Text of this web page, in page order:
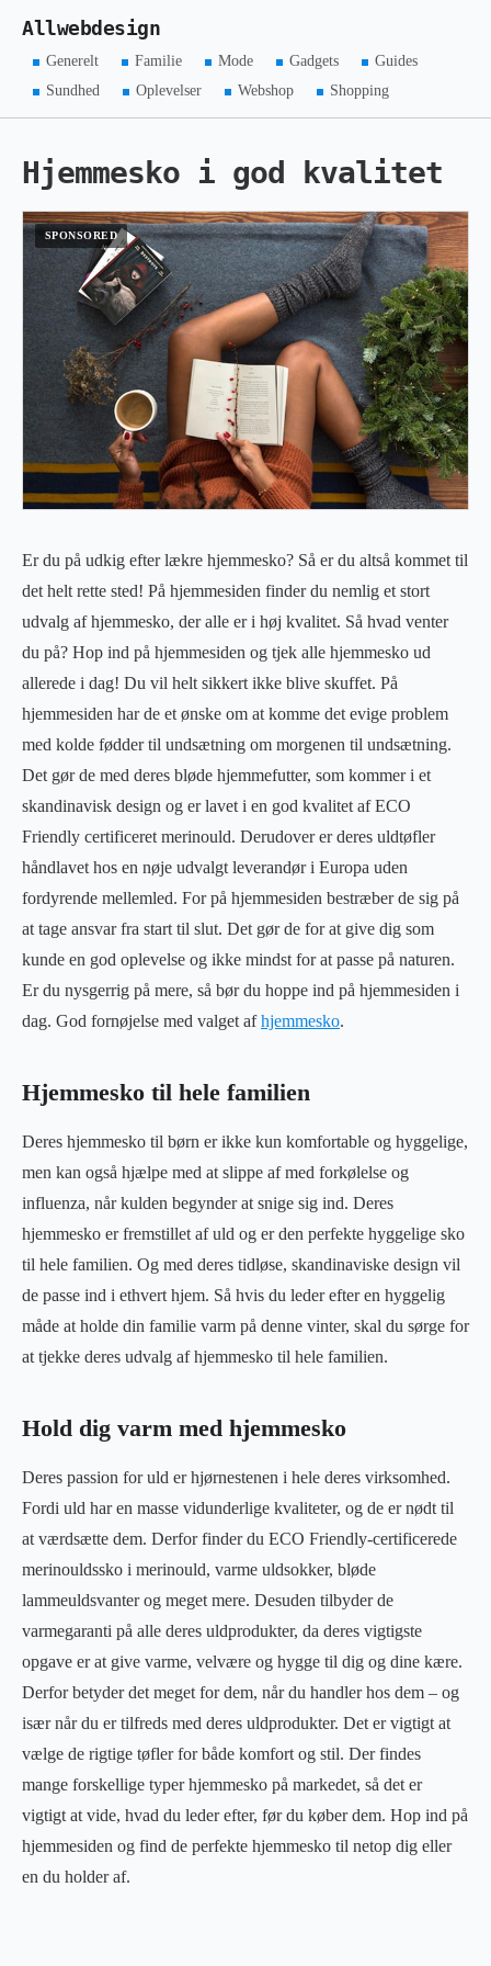
Allwebdesign
Generelt Familie Mode Gadgets
Guides
Sundhed
Oplevelser Webshop Shopping
Hjemmesko i god kvalitet
Er du på udkig efter lækre hjemmesko? Så er du altså kommet til
det helt rette sted! På hjemmesiden finder du nemlig et stort
udvalg af hjemmesko, der alle er i høj kvalitet. Så hvad venter
du på? Hop ind på hjemmesiden og tjek alle hjemmesko ud
allerede i dag! Du vil helt sikkert ikke blive skuffet. På
hjemmesiden har de et ønske om at komme det evige problem
med kolde fødder til undsætning om morgenen til undsætning.
Det gør de med deres bløde hjemmefutter, som kommer i et
skandinavisk design og er lavet i en god kvalitet af ECO
Friendly certificeret merinould. Derudover er deres uldtøfler
håndlavet hos en nøje udvalgt leverandør i Europa uden
fordyrende mellemled. For på hjemmesiden bestræber de sig på
at tage ansvar fra start til slut. Det gør de for at give dig som
kunde en god oplevelse og ikke mindst for at passe på naturen.
Er du nysgerrig på mere, så bør du hoppe ind på hjemmesiden i
dag. God fornøjelse med valget afhjemmesko.
Hjemmesko til hele familien
Deres hjemmesko til børn er ikke kun komfortable og hyggelige,
men kan også hjælpe med at slippe af med forkølelse og
influenza, når kulden begynder at snige sig ind. Deres
hjemmesko er fremstillet af uld og er den perfekte hyggelige sko
til hele familien. Og med deres tidløse, skandinaviske design vil
de passe ind i ethvert hjem. Så hvis du leder efter en hyggelig
måde at holde din familie varm på denne vinter, skal du sørge for
at tjekke deres udvalg af hjemmesko til hele familien.
Hold dig varm med hjemmesko
Deres passion for uld er hjørnestenen i hele deres virksomhed.
Fordi uld har en masse vidunderlige kvaliteter, og de er nødt til
at værdsætte dem. Derfor finder du ECO Friendly-certificerede
merinouldssko i merinould, varme uldsokker, bløde
lammeuldsvanter og meget mere. Desuden tilbyder de
varmegaranti på alle deres uldprodukter, da deres vigtigste
opgave er at give varme, velvære og hygge til dig og dine kære.
Derfor betyder det meget for dem, når du handler hos dem – og
især når du er tilfreds med deres uldprodukter. Det er vigtigt at
vælge de rigtige tøfler for både komfort og stil. Der findes
mange forskellige typer hjemmesko på markedet, så det er
vigtigt at vide, hvad du leder efter, før du køber dem. Hop ind på
hjemmesiden og find de perfekte hjemmesko til netop dig eller
en du holder af.